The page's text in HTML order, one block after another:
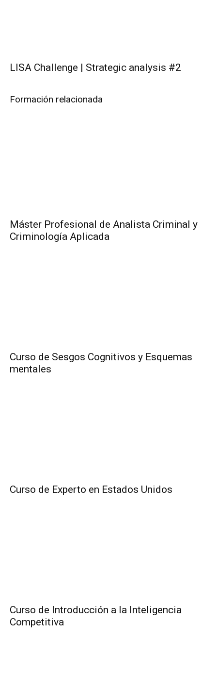
LISA Challenge | Strategic analysis #2
Formación relacionada
Máster Profesional de Analista Criminal y
Criminología Aplicada
Curso de Sesgos Cognitivos y Esquemas
mentales
Curso de Experto en Estados Unidos
Curso de Introducción a la Inteligencia
Competitiva